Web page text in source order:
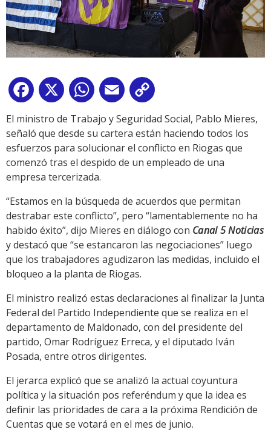
Facebook
X WhatsApp
Email
Link
El ministro de Trabajo y Seguridad Social, Pablo Mieres,
señaló que desde su cartera están haciendo todos los
esfuerzos para solucionar el conflicto en Riogas que
comenzó tras el despido de un empleado de una
empresa tercerizada.
“Estamos en la búsqueda de acuerdos que permitan
destrabar este conflicto”, pero “lamentablemente no ha
habido éxito”, dijo Mieres en diálogo con Canal 5 Noticias
y destacó que “se estancaron las negociaciones” luego
que los trabajadores agudizaron las medidas, incluido el
bloqueo a la planta de Riogas.
El ministro realizó estas declaraciones al finalizar la Junta
Federal del Partido Independiente que se realiza en el
departamento de Maldonado, con del presidente del
partido, Omar Rodríguez Erreca, y el diputado Iván
Posada, entre otros dirigentes.
El jerarca explicó que se analizó la actual coyuntura
política y la situación pos referéndum y que la idea es
definir las prioridades de cara a la próxima Rendición de
Cuentas que se votará en el mes de junio.